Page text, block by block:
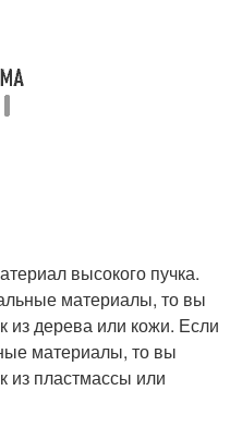
высокого пучка.
материалы, то вы
из дерева или кожи. Если
материалы, то вы
из пластмассы или